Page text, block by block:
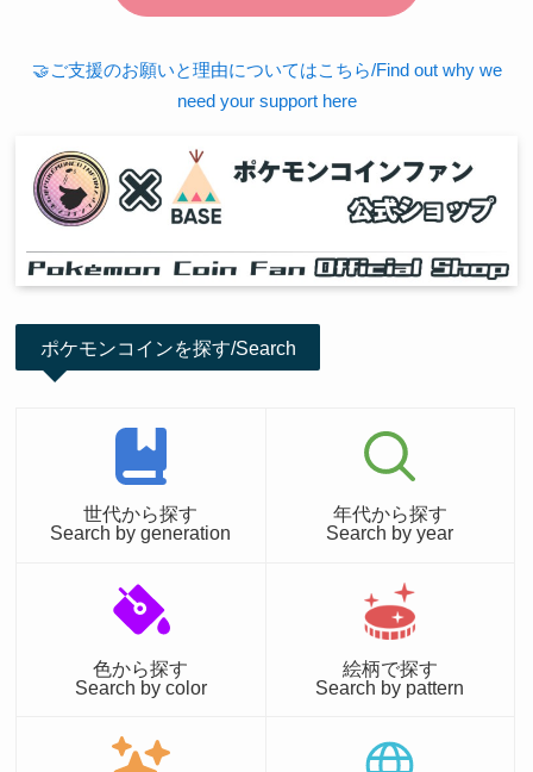
🤝ご支援のお願いと理由についてはこちら/Find out why we
need your support here
ポケモンコインを探す/Search
世代から探す
Search by generation
年代から探す
Search by year
色から探す
Search by color
絵柄で探す
Search by pattern